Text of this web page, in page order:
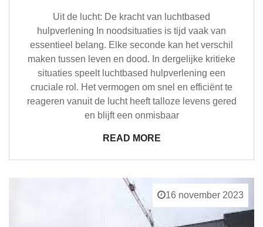
Uit de lucht: De kracht van luchtbased
hulpverlening In noodsituaties is tijd vaak van
essentieel belang. Elke seconde kan het verschil
maken tussen leven en dood. In dergelijke kritieke
situaties speelt luchtbased hulpverlening een
cruciale rol. Het vermogen om snel en efficiënt te
reageren vanuit de lucht heeft talloze levens gered
en blijft een onmisbaar
READ MORE
16 november 2023